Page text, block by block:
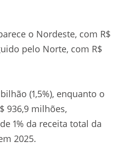
o Nordeste, com R$
pelo Norte, com R$
(1,5%), enquanto o
936,9 milhões,
1% da receita total da
2025.